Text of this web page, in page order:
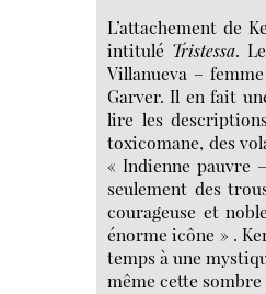
L’attachement de
intitulé Tristessa.
Villanueva –
Garver. Il en fait
lire les
toxicomane, des
« Indienne pauvre
seulement des
courageuse et
énorme icône » .
temps à une
même cette